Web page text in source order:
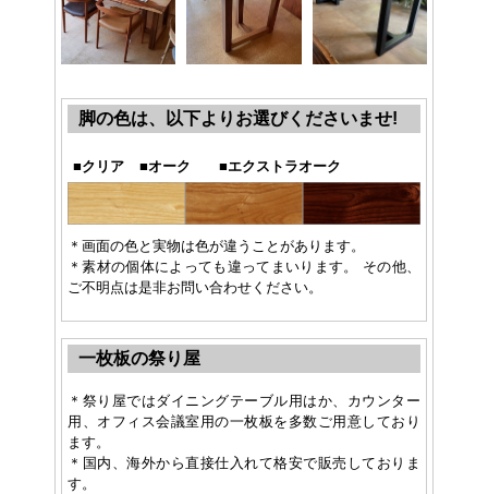
脚の色は、以下よりお選びくださいませ!
■クリア ■オーク ■エクストラオーク
＊画面の色と実物は色が違うことがあります。
＊素材の個体によっても違ってまいります。 その他、
ご不明点は是非お問い合わせください。
一枚板の祭り屋
＊祭り屋ではダイニングテーブル用はか、カウンター
用、オフィス会議室用の一枚板を多数ご用意しており
ます。
＊国内、海外から直接仕入れて格安で販売しておりま
す。